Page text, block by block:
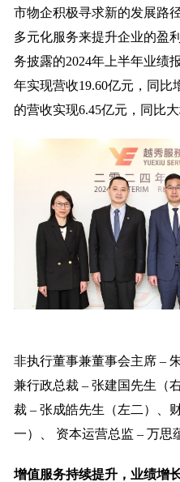
市物企积极寻求新的发展路
多元化服务来提升企业的盈
务披露的2024年上半年业绩
年实现营收19.60亿元，同比
的营收实现6.45亿元，同比大
非执行董事兼董事会主席 –
兼行政总裁 – 张建国先生（
裁 – 张成皓先生（左二）、
一）、 资本运营总监 – 万思
增值服务持续提升， 业绩增